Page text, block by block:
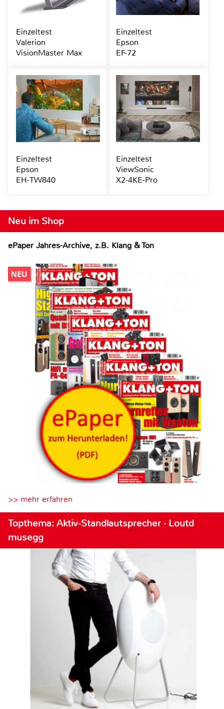
Neu im Shop
ePaper Jahres-Archive, z.B. Klang & Ton
>> mehr erfahren
Topthema: Aktiv-Standlautsprecher · Loutd
musegg
Einzeltest
Valerion
VisionMaster Max
Einzeltest
Epson
EF-72
Einzeltest
Epson
EH-TW840
Einzeltest
ViewSonic
X2-4KE-Pro